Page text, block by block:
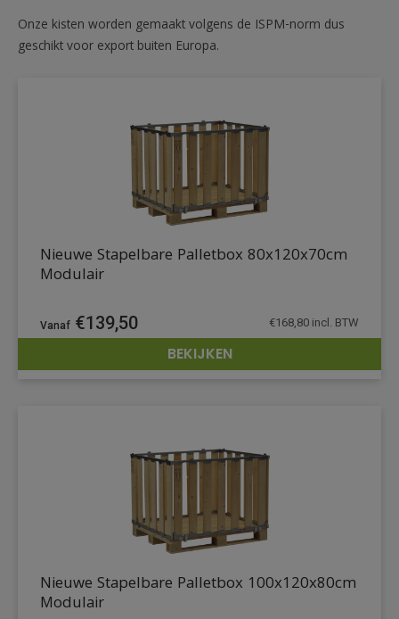
Onze kisten worden gemaakt volgens de ISPM-norm dus
geschikt voor export buiten Europa.
DETAILS
Nieuwe Stapelbare Palletbox 80x120x70cm
Modulair
€139,50 €168,80 incl. BTW
BEKIJKEN
Nieuwe Stapelbare Palletbox 100x120x80cm
Modulair